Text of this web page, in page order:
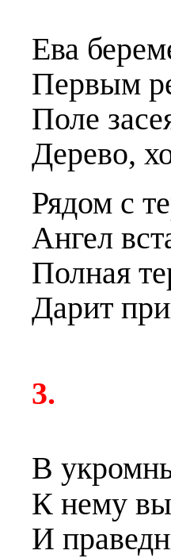
Ева
Первым
Поле
Дерево,
Рядом с
Ангел
Полная
Дарит
3.
В
К нему
И